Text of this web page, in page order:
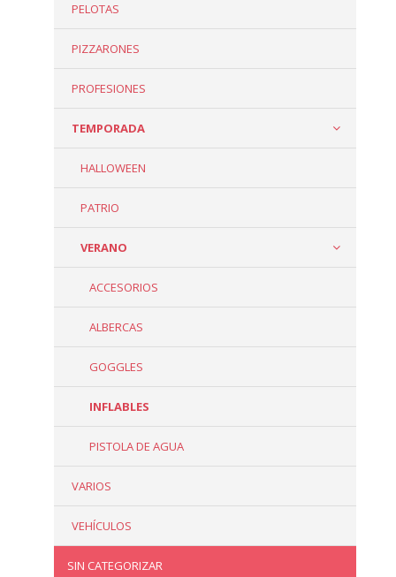
PELOTAS
PIZZARONES
PROFESIONES
TEMPORADA
HALLOWEEN
PATRIO
VERANO
ACCESORIOS
ALBERCAS
GOGGLES
INFLABLES
PISTOLA DE AGUA
VARIOS
VEHÍCULOS
SIN CATEGORIZAR